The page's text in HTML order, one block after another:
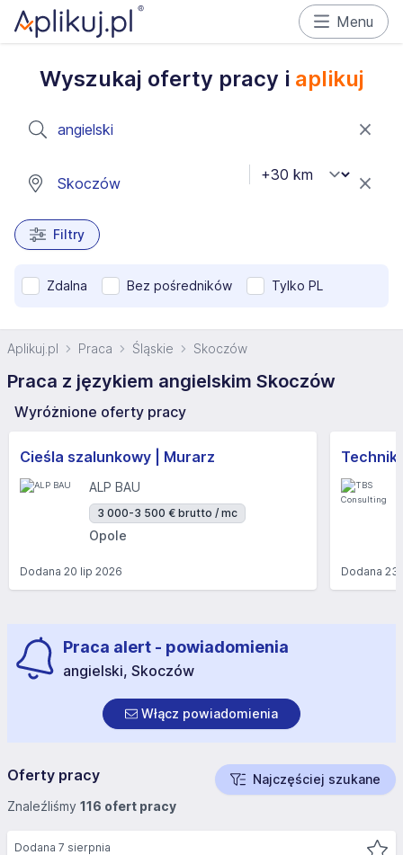
Menu
Wyszukaj oferty pracy i aplikuj
Filtry
Zdalna Bez pośredników Tylko PL
Aplikuj.pl Praca Śląskie Skoczów
Praca z językiem angielskim Skoczów
Wyróżnione oferty pracy
Cieśla szalunkowy | Murarz
ALP BAU
3 000-3 500 € brutto / mc
Opole
Dodana 20 lip 2026 Dodana23
Praca alert - powiadomienia
angielski, Skoczów
Włącz powiadomienia
Oferty pracy
Najczęściej szukane
Znaleźliśmy 116 ofert pracy
Dodana 7 sierpnia